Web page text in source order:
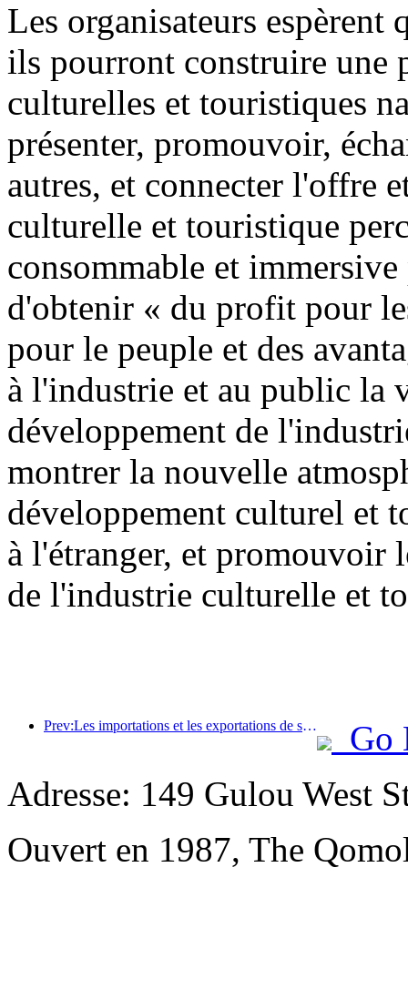
Les organisateurs
ils pourront construire une
culturelles et touristiques
présenter, promouvoir,
autres, et connecter l'offre
culturelle et touristique
consommable et
d'obtenir « du profit pour
pour le peuple et des
à l'industrie et au public la
développement de
montrer la nouvelle
développement culturel et
à l'étranger, et promouvoir
de l'industrie culturelle et
Prev:Les importations et les exportations de services de voyage ont atteint 1 080,29 milliards de yuans au premier semestre de l'année
Go
Adresse: 149 Gulou West
Ouvert en 1987, The